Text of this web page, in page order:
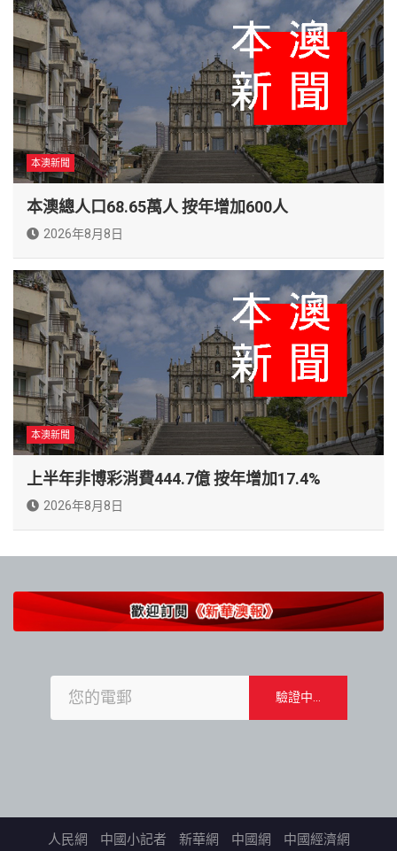
本澳新聞
本澳總人口68.65萬人 按年增加600人
2026年8月8日
本澳新聞
上半年非博彩消費444.7億 按年增加17.4%
2026年8月8日
人民網 中國小記者 新華網 中國網 中國經濟網